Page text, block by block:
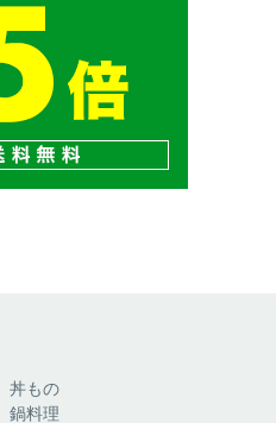
丼もの
鍋料理